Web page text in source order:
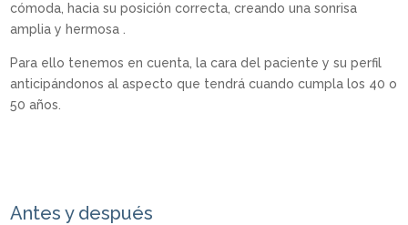
cómoda, hacia su posición correcta, creando una sonrisa
amplia y hermosa .
Para ello tenemos en cuenta, la cara del paciente y su perfil
anticipándonos al aspecto que tendrá cuando cumpla los 40 o
50 años.
Antes y después